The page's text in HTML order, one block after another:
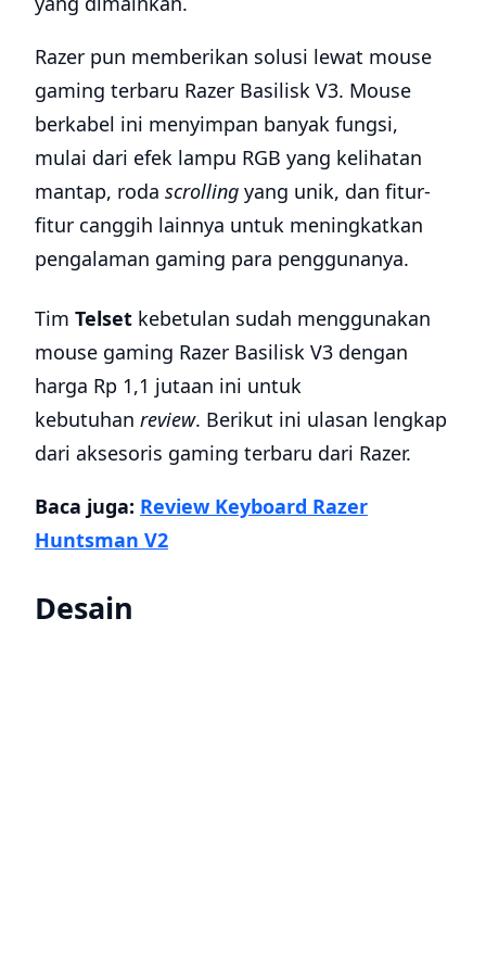
Razer pun memberikan solusi lewat mouse
gaming terbaru Razer Basilisk V3. Mouse
berkabel ini menyimpan banyak fungsi,
mulai dari efek lampu RGB yang kelihatan
mantap, roda scrolling yang unik, dan fitur-
fitur canggih lainnya untuk meningkatkan
pengalaman gaming para penggunanya.
Tim Telset kebetulan sudah menggunakan
mouse gaming Razer Basilisk V3 dengan
harga Rp 1,1 jutaan ini untuk
kebutuhan review. Berikut ini ulasan lengkap
dari aksesoris gaming terbaru dari Razer.
Baca juga: Review Keyboard Razer
Huntsman V2
Desain